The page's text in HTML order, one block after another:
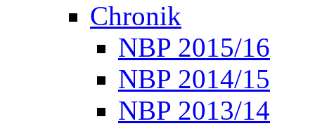
Chronik
NBP 2015/16
NBP 2014/15
NBP 2013/14